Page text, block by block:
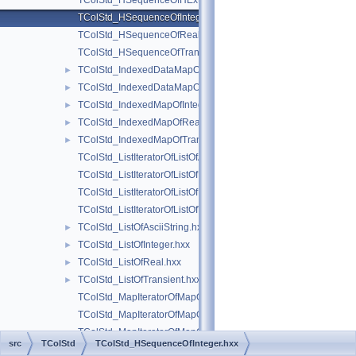
TColStd_HSequenceOfInteger.hxx
TColStd_HSequenceOfReal.hxx
TColStd_HSequenceOfTransient.hxx
► TColStd_IndexedDataMapOfStringString.hxx
► TColStd_IndexedDataMapOfTransientTransient.hxx
► TColStd_IndexedMapOfInteger.hxx
► TColStd_IndexedMapOfReal.hxx
►
TColStd_IndexedMapOfTransient.hxx
TColStd_ListIteratorOfListOfAsciiString.hxx
TColStd_ListIteratorOfListOfInteger.hxx
TColStd_ListIteratorOfListOfReal.hxx
TColStd_ListIteratorOfListOfTransient.hxx
► TColStd_ListOfAsciiString.hxx
► TColStd_ListOfInteger.hxx
► TColStd_ListOfReal.hxx
►
TColStd_ListOfTransient.hxx
TColStd_MapIteratorOfMapOfAsciiString.hxx
TColStd_MapIteratorOfMapOfInteger.hxx
TColStd_MapIteratorOfMapOfReal.hxx
TColStd_MapIteratorOfMapOfTransient.hxx
src TColStd TColStd_HSequenceOfInteger.hxx